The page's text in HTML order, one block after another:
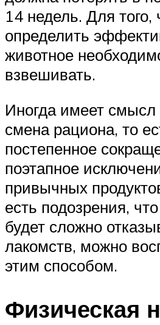
14 недель. Для того,
определить
животное
взвешивать.
Иногда имеет смысл
смена рациона, то
постепенное
поэтапное
привычных
есть подозрения,
будет сложно
лакомств, можно
этим способом.
Физическая